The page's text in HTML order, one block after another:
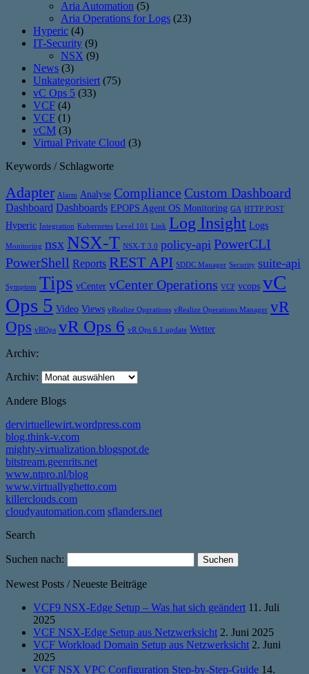
Aria Automation (5)
Aria Operations for Logs (23)
Hyperic (4)
IT-Security (9)
NSX (9)
News (3)
Unkategorisiert (75)
vC Ops 5 (33)
VCF (4)
VCF (1)
vCM (3)
Virtual Private Cloud (3)
Keywords / Schlagworte
Adapter Alarm Analyse Compliance Custom Dashboard
Dashboard Dashboards EPOPS Agent OS Monitoring GA HTTP POST
Hyperic Integration Kubernetes Level 101 Link Log Insight Logs
Monitoring nsx NSX-T NSX-T 3.0 policy-api PowerCLI
PowerShell Reports REST API SDDC Manager Security suite-api
Symptom Tips vCenter vCenter Operations VCF vcops vC
Ops 5 Video Views vRealize Operations vRealize Operations Manager vR
Ops vROps vR Ops 6 vR Ops 6.1 update Wetter
Archiv:
Archiv:
Andere Blogs
dervirtuellewirt.wordpress.com
blog.think-v.com
mighty-virtualization.blogspot.de
bitstream.geenrits.net
www.ntpro.nl/blog
www.virtuallyghetto.com
killerclouds.com
cloudyautomation.com sflanders.net
Search
Suchen nach:
Newest Posts / Neueste Beiträge
VCF9 NSX-Edge Setup – Was hat sich geändert 11. Juli
2025
VCF NSX-Edge Setup aus Netzwerksicht 2. Juni 2025
VCF Workload Domain Setup aus Netzwerksicht 2. Juni
2025
VCF NSX VPC Configuration Step-by-Step-Guide 14.